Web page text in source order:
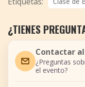
¿TIENES
Contactar
¿Preguntas
el evento?